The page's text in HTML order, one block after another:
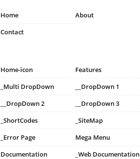
Home
About
Contact
Home-icon
Features
_Multi DropDown
__DropDown 1
__DropDown 2
__DropDown 3
_ShortCodes
_SiteMap
_Error Page
Mega Menu
Documentation
_Web Documentation